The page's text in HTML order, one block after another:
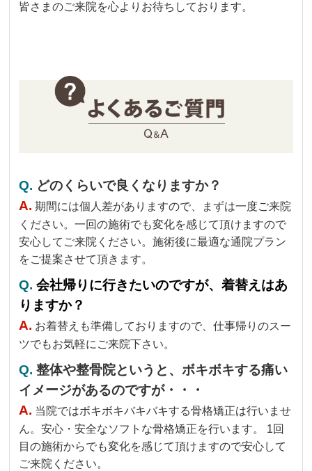
皆さまのご来院を心よりお待ちしております。
Q. どのくらいで良くなりますか？
A. 期間には個人差がありますので、まずは一度ご来院
ください。一回の施術でも変化を感じて頂けますので
安心してご来院ください。施術後に最適な通院プラン
をご提案させて頂きます。
Q.会社帰りに行きたいのですが、着替えはあ
りますか？
A. お着替えも準備しておりますので、仕事帰りのスー
ツでもお気軽にご来院下さい。
Q.整体や整骨院というと、ボキボキする痛い
イメージがあるのですが・・・
A. 当院ではボキボキバキバキする骨格矯正は行いませ
ん。安心・安全なソフトな骨格矯正を行います。 1回
目の施術からでも変化を感じて頂けますので安心して
ご来院ください。